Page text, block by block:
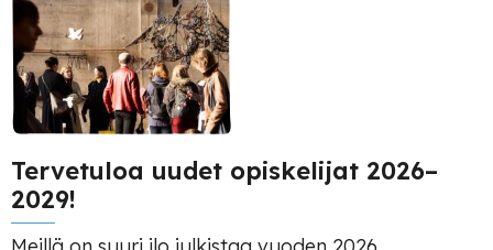
Tervetuloa uudet opiskelijat 2026–
2029!